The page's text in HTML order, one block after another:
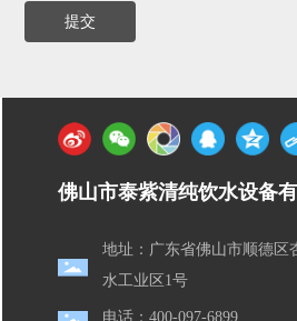
提交
佛山市泰紫清纯饮水设备
地址：广东省佛山市顺德区
水工业区1号
电话：400-097-6899